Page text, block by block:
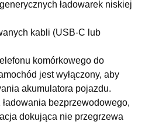
ładowarek niskiej
kabli (USB-C lub
komórkowego do
jest wyłączony, aby
akumulatora pojazdu.
bezprzewodowego,
dokująca nie przegrzewa